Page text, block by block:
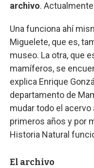
archivo.
Una funciona ahí
Miguelete, que es,
museo. La otra, que
mamíferos, se
explica Enrique
departamento de
mudar todo el acervo
primeros años y por
Historia Natural
El archivo